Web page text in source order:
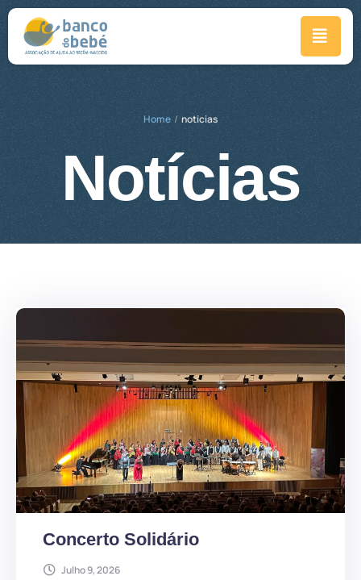
Home / noticias
Notícias
Concerto Solidário
Julho 9, 2026